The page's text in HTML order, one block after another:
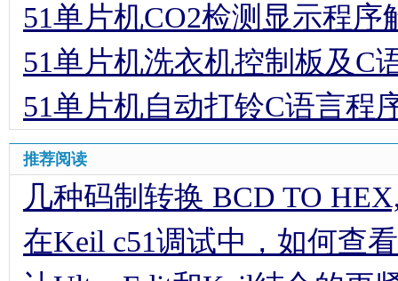
51单片机CO2检测显示程序
51单片机洗衣机控制板及C
51单片机自动打铃C语言程
推荐阅读
几种码制转换 BCD TO
在Keil c51调试中，如何查